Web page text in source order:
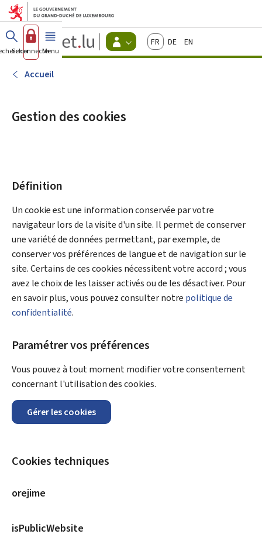
Aller au menu principal
Aller au contenu
Guichet.lu
Changer
d'espace
FrançaisDeutschEnglish
Se connecterMenu principal
Accueil
Gestion des cookies
Définition
Un cookie est une information conservée par votre
navigateur lors de la visite d'un site. Il permet de conserver
une variété de données permettant, par exemple, de
conserver vos préférences de langue et de navigation sur le
site. Certains de ces cookies nécessitent votre accord ; vous
avez le choix de les laisser activés ou de les désactiver. Pour
en savoir plus, vous pouvez consulter notre politique de
confidentialité.
Paramétrer vos préférences
Vous pouvez à tout moment modifier votre consentement
concernant l'utilisation des cookies.
Gérer les cookies
Cookies techniques
orejime
isPublicWebsite